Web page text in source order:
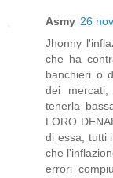
Asmy 26
Jhonny
che ha
banchieri o
dei
tenerla
LORO
di essa, tutti
che
errori